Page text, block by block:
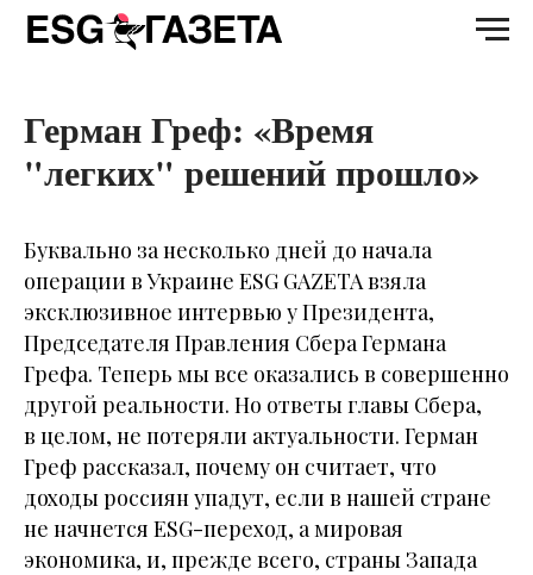
Герман Греф: «Время
"легких" решений прошло»
Буквально за несколько дней до начала
операции в Украине ESG GAZETA взяла
эксклюзивное интервью у Президента,
Председателя Правления Сбера Германа
Грефа. Теперь мы все оказались в совершенно
другой реальности. Но ответы главы Сбера,
в целом, не потеряли актуальности. Герман
Греф рассказал, почему он считает, что
доходы россиян упадут, если в нашей стране
не начнется ESG-переход, а мировая
экономика, и, прежде всего, страны Запада